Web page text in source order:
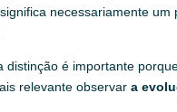
necessariamente
distinção é importante
relevante observara